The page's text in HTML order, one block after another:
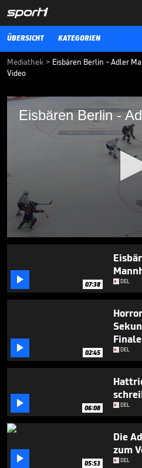
ÜBERSICHT KATEGORIEN
Mediathek > Eisbären Berlin - Adler
Video
Eisbären Berlin -
5
minutes,
33
seconds
Eisbären Berlin -
Die Highlights der Eishockey-Partie
Mannheim aus der DEL im Video.

 07:38 DEL
 02:45
Finale
DEL
 06:08 DEL
 05:53
Die
zum
DEL